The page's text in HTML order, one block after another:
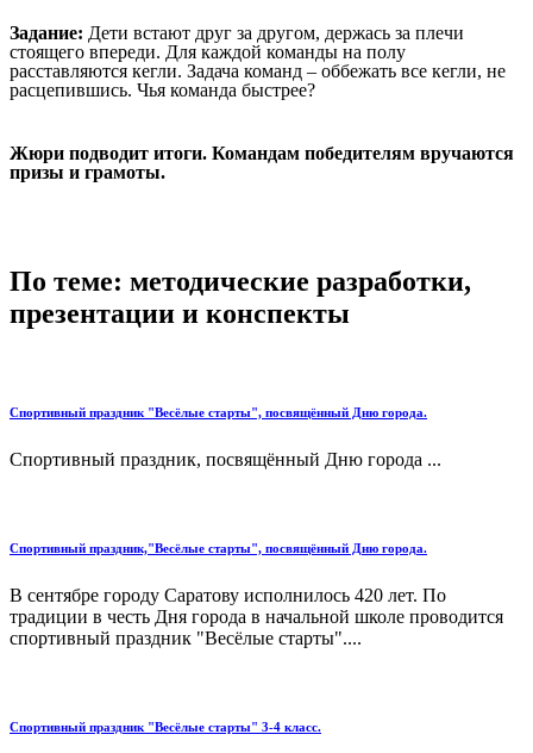
Задание: Дети встают друг за другом, держась за плечи
стоящего впереди. Для каждой команды на полу
расставляются кегли. Задача команд – оббежать все кегли, не
расцепившись. Чья команда быстрее?
Жюри подводит итоги. Командам победителям вручаются
призы и грамоты.
По теме: методические разработки,
презентации и конспекты
Спортивный праздник "Весёлые старты", посвящённый Дню города.
Спортивный праздник, посвящённый Дню города ...
Спортивный праздник,"Весёлые старты", посвящённый Дню города.
В сентябре городу Саратову исполнилось 420 лет. По
традиции в честь Дня города в начальной школе проводится
спортивный праздник "Весёлые старты"....
Спортивный праздник "Весёлые старты" 3-4 класс.